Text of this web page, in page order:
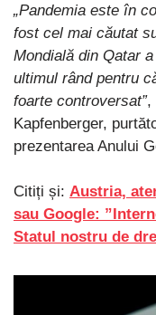
„Pandemia este în
fost cel mai căutat
Mondială din Qatar
ultimul rând pentru
foarte controversat”,
Kapfenberger,
prezentarea Anului
Citiți și: Austria,
sau Google:
Statul nostru de